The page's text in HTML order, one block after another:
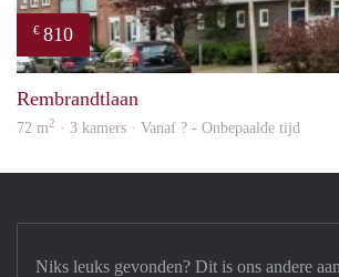
€ 810
Rembrandtlaan
72 m2 · 3 kamers · Vanaf ? - Onbepaalde tijd
Niks leuks gevonden? Dit is ons andere